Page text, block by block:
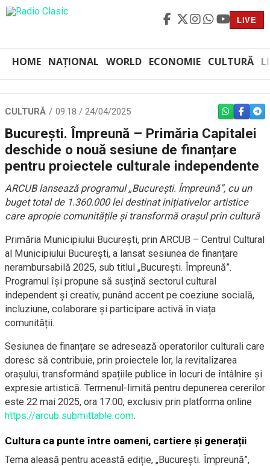
LIVE
HOME NAȚIONAL WORLD ECONOMIE CULTURĂ
CULTURĂ 09:18 / 24/04/2025 WHATSAPP
București. Împreună – Primăria Capitalei
deschide o nouă sesiune de finanțare
pentru proiectele culturale independente
ARCUB lansează programul „București. Împreună”, cu un
buget total de 1.360.000 lei destinat inițiativelor artistice
care apropie comunitățile și transformă orașul prin cultură
Primăria Municipiului București, prin ARCUB – Centrul Cultural
al Municipiului București, a lansat sesiunea de finanțare
nerambursabilă 2025, sub titlul „București. Împreună”.
Programul își propune să susțină sectorul cultural
independent și creativ, punând accent pe coeziune socială,
incluziune, colaborare și participare activă în viața
comunității.
Sesiunea de finanțare se adresează operatorilor culturali care
doresc să contribuie, prin proiectele lor, la revitalizarea
orașului, transformând spațiile publice în locuri de întâlnire și
expresie artistică. Termenul-limită pentru depunerea cererilor
este 22 mai 2025, ora 17:00, exclusiv prin platforma online
https://arcub.submittable.com.
Cultura ca punte între oameni, cartiere și generații
Tema aleasă pentru această ediție, „București. Împreună”,